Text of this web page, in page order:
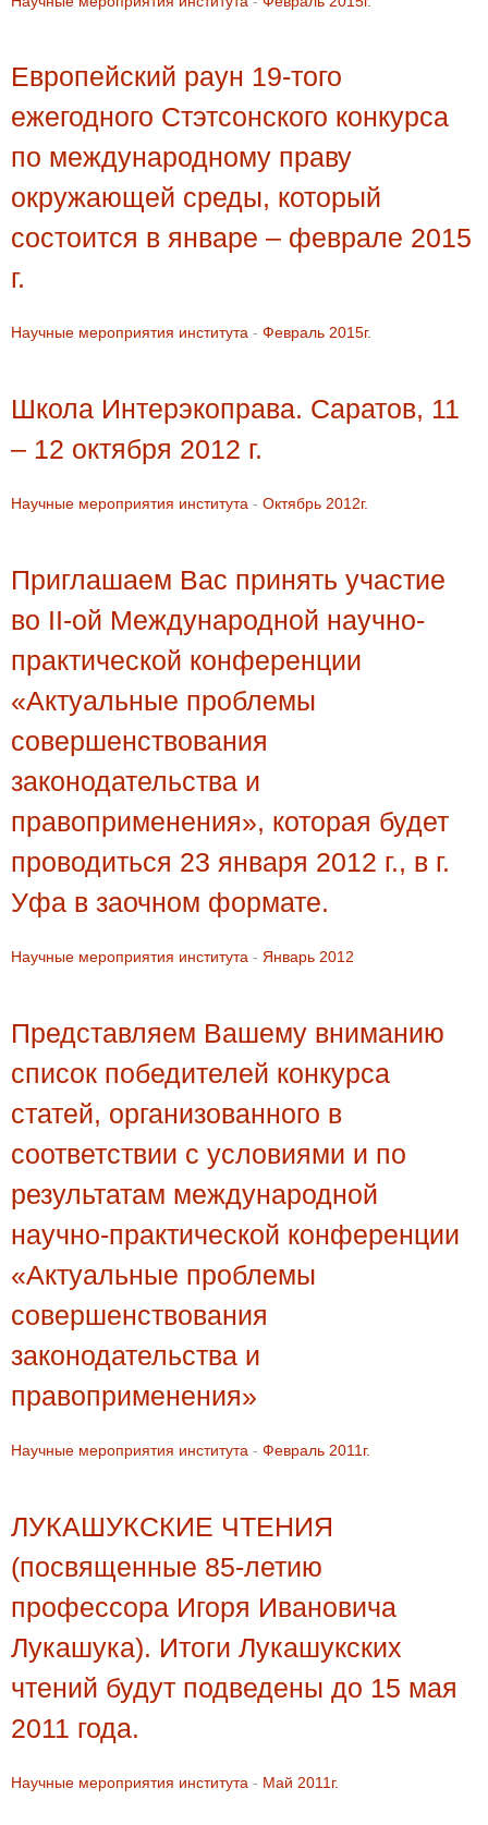
Европейский раун 19-того
ежегодного Стэтсонского конкурса
по международному праву
окружающей среды, который
состоится в январе – феврале 2015
г.
Научные мероприятия института - Февраль 2015г.
Школа Интерэкоправа. Саратов, 11
– 12 октября 2012 г.
Научные мероприятия института - Октябрь 2012г.
Приглашаем Вас принять участие
во II-ой Международной научно-
практической конференции
«Актуальные проблемы
совершенствования
законодательства и
правоприменения», которая будет
проводиться 23 января 2012 г., в г.
Уфа в заочном формате.
Научные мероприятия института - Январь 2012
Представляем Вашему вниманию
список победителей конкурса
статей, организованного в
соответствии с условиями и по
результатам международной
научно-практической конференции
«Актуальные проблемы
совершенствования
законодательства и
правоприменения»
Научные мероприятия института - Февраль 2011г.
ЛУКАШУКСКИЕ ЧТЕНИЯ
(посвященные 85-летию
профессора Игоря Ивановича
Лукашука). Итоги Лукашукских
чтений будут подведены до 15 мая
2011 года.
Научные мероприятия института - Май 2011г.